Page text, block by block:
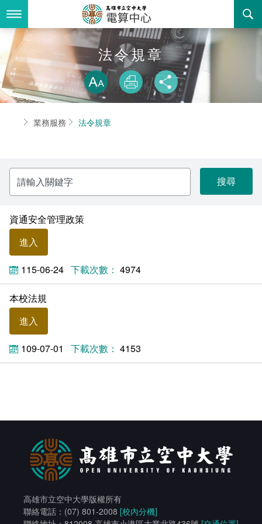
到
要
容
最新消息
關於我們
組織職掌
聯絡資訊
諮詢信箱
業務服務
法令規章
購置軟體版權
智慧財產權宣導
自由軟體清單
統計資訊服務
資料開放
常見問答
書表下載
法令規章
放大
列印 分享
首頁業務服務 法令規章
請
輸
入
關
字
資通安全管理政策
進入
115-06-24 4974
本校法規
進入
109-07-01 4153
高雄市立空中大學版權所有
聯絡電話：(07) 801-2008 [校內分機]